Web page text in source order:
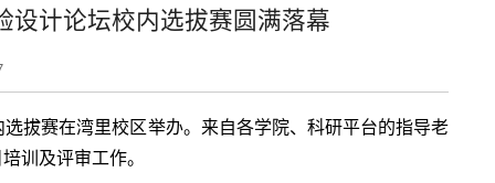
设计论坛校内选拔赛圆满落幕
赛在湾里校区举办。来自各学院、科研平台的指导老
训及评审工作。